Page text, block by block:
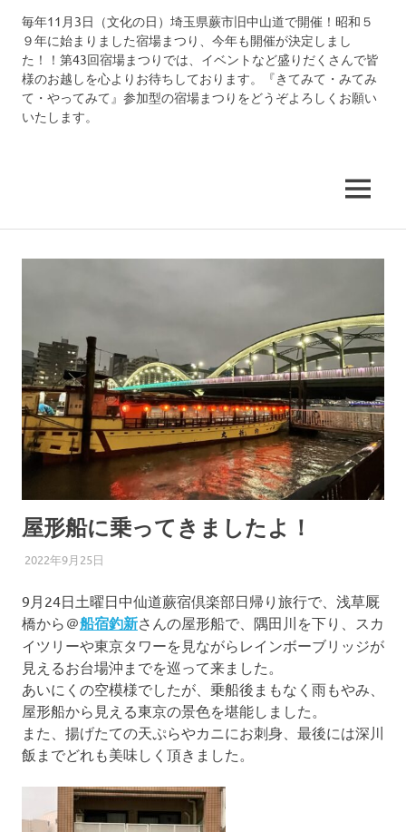
中
仙
道
蕨
宿
場
ま
つ
り
毎年11月3日（文化の日）埼玉県蕨市旧中山道で開催！昭和５
９年に始まりました宿場まつり、今年も開催が決定しまし
た！！第43回宿場まつりでは、イベントなど盛りだくさんで皆
様のお越しを心よりお待ちしております。『きてみて・みてみ
て・やってみて』参加型の宿場まつりをどうぞよろしくお願い
いたします。
MENU
屋形船に乗ってきましたよ！
2022年9月25日
9月24日土曜日中仙道蕨宿倶楽部日帰り旅行で、浅草厩
橋から＠船宿釣新さんの屋形船で、隅田川を下り、スカ
イツリーや東京タワーを見ながらレインボーブリッジが
見えるお台場沖までを巡って来ました。
あいにくの空模様でしたが、乗船後まもなく雨もやみ、
屋形船から見える東京の景色を堪能しました。
また、揚げたての天ぷらやカニにお刺身、最後には深川
飯までどれも美味しく頂きました。